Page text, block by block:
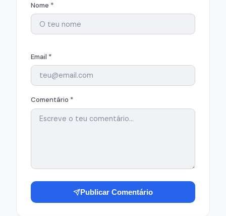
Nome *
Email *
Comentário *
Publicar Comentário